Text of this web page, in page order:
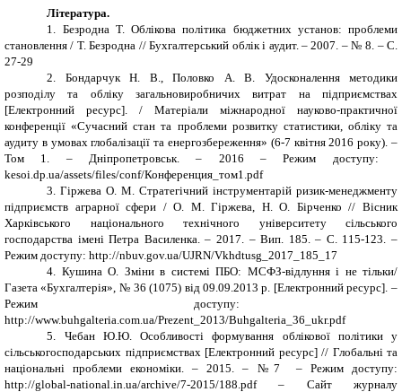
Література.
1.
Безродна Т. Облікова політика бюджетних установ: проблеми
становлення / Т. Безродна // Бухгалтерський облік і аудит. – 2007. – № 8. – С.
27-29
2.
Бондарчук Н. В., Половко А. В. Удосконалення методики
розподілу та обліку загальновиробничих витрат на підприємствах
[Електронний ресурс]. / Матеріали міжнародної науково-практичної
конференції «Сучасний стан та проблеми розвитку статистики, обліку та
аудиту в умовах глобалізації та енергозбереження» (6-7 квітня 2016 року). –
Том 1. – Дніпропетровськ. – 2016 – Режим доступу:
kesoi.dp.ua/assets/files/conf/Конференция_том1.pdf
3.
Гіржева О. М. Стратегічний інструментарій ризик-менеджменту
підприємств аграрної сфери / О. М. Гіржева, Н. О. Бірченко // Вісник
Харківського національного технічного університету сільського
господарства імені Петра Василенка. – 2017. – Вип. 185. – С. 115-123. –
Режим доступу: http://nbuv.gov.ua/UJRN/Vkhdtusg_2017_185_17
4.
Кушина О. Зміни в системі ПБО: МСФЗ-відлуння і не тільки/
Газета «Бухгалтерія», № 36 (1075) від 09.09.2013 р. [Електронний ресурс]. –
Режим доступу:
http://www.buhgalteria.com.ua/Prezent_2013/Buhgalteria_36_ukr.pdf
5.
Чебан Ю.Ю. Особливості формування облікової політики у
сільськогосподарських підприємствах [Електронний ресурс] // Глобальні та
національні проблеми економіки. – 2015. – №7 – Режим доступу:
http://global-national.in.ua/archive/7-2015/188.pdf – Сайт журналу